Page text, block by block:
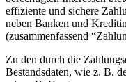
effiziente und sichere
neben Banken und
(zusammenfassend
Zu den durch die
Bestandsdaten, wie z. B.